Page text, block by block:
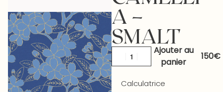
A –
SMALT
Ajouter au
panier
Calculatrice